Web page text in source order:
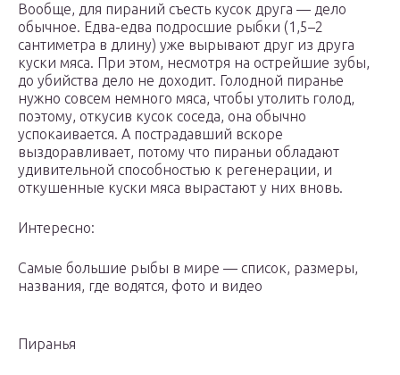
Вообще, для пираний съесть кусок друга — дело
обычное. Едва-едва подросшие рыбки (1,5–2
сантиметра в длину) уже вырывают друг из друга
куски мяса. При этом, несмотря на острейшие зубы,
до убийства дело не доходит. Голодной пиранье
нужно совсем немного мяса, чтобы утолить голод,
поэтому, откусив кусок соседа, она обычно
успокаивается. А пострадавший вскоре
выздоравливает, потому что пираньи обладают
удивительной способностью к регенерации, и
откушенные куски мяса вырастают у них вновь.
Интересно:
Самые большие рыбы в мире — список, размеры,
названия, где водятся, фото и видео
Пиранья